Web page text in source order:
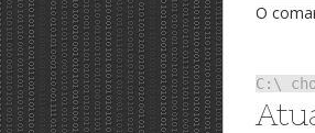
O
C:\